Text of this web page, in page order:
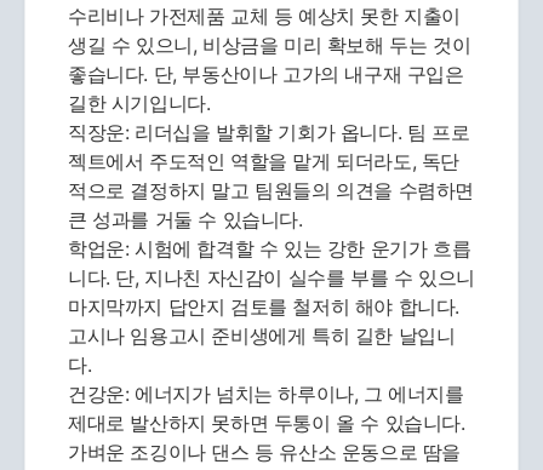
수리비나 가전제품 교체 등 예상치 못한 지출이
생길 수 있으니, 비상금을 미리 확보해 두는 것이
좋습니다. 단, 부동산이나 고가의 내구재 구입은
길한 시기입니다.
직장운: 리더십을 발휘할 기회가 옵니다. 팀 프로
젝트에서 주도적인 역할을 맡게 되더라도, 독단
적으로 결정하지 말고 팀원들의 의견을 수렴하면
큰 성과를 거둘 수 있습니다.
학업운: 시험에 합격할 수 있는 강한 운기가 흐릅
니다. 단, 지나친 자신감이 실수를 부를 수 있으니
마지막까지 답안지 검토를 철저히 해야 합니다.
고시나 임용고시 준비생에게 특히 길한 날입니
다.
건강운: 에너지가 넘치는 하루이나, 그 에너지를
제대로 발산하지 못하면 두통이 올 수 있습니다.
가벼운 조깅이나 댄스 등 유산소 운동으로 땀을